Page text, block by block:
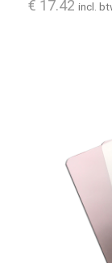
€ 17.42 incl.